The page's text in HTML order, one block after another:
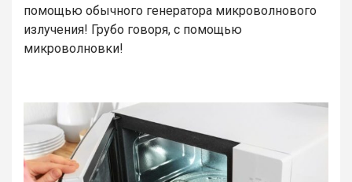
помощью обычного генератора микроволнового
излучения! Грубо говоря, с помощью
микроволновки!